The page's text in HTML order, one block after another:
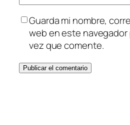
Guarda mi nombre,
web en este navegador
vez que comente.